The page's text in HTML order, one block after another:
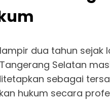
dua tahun sejak
Selatan
sebagai
hukum secara